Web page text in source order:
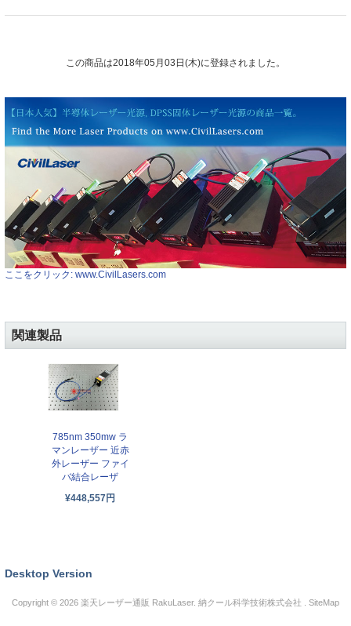
この商品は2018年05月03日(木)に登録されました。
ここをクリック: www.CivilLasers.com
関連製品
785nm 350mw ラ
マンレーザー 近赤
外レーザー ファイ
バ結合レーザ
¥448,557円
Desktop Version
Copyright © 2026 楽天レーザー通販 RakuLaser. 納クール科学技術株式会社 . SiteMap